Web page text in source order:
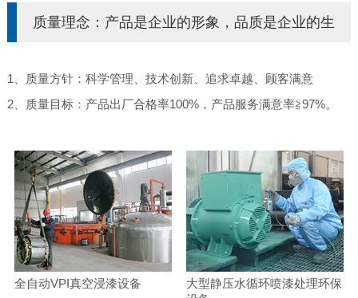
质量理念：产品是企业的形象，品质是企业的生
1、质量方针：科学管理、技术创新、追求卓越、顾客满意
2、质量目标：产品出厂合格率100%，产品服务满意率≧97%。
全自动VPI真空浸漆设备
大型静压水循环喷漆处理环保